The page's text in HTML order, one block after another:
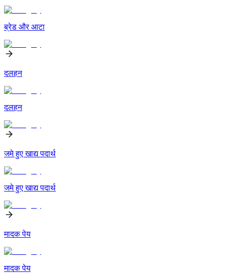
ब्रेड और आटा
दलहन
दलहन
जमे हुए खाद्य पदार्थ
जमे हुए खाद्य पदार्थ
मादक पेय
मादक पेय